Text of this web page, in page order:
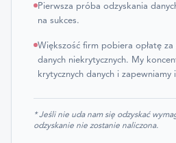
Pierwsza próba odzyskania
na sukces.
Większość firm pobiera opłatę za
danych niekrytycznych. My
krytycznych danych i zapewniamy
* Jeśli nie uda nam się odzyskać
odzyskanie nie zostanie naliczona.